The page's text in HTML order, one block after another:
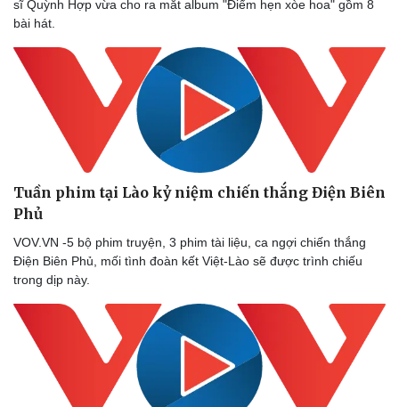
sĩ Quỳnh Hợp vừa cho ra mắt album "Điểm hẹn xòe hoa" gồm 8
bài hát.
Tuần phim tại Lào kỷ niệm chiến thắng Điện Biên
Phủ
VOV.VN -5 bộ phim truyện, 3 phim tài liệu, ca ngợi chiến thắng
Điện Biên Phủ, mối tình đoàn kết Việt-Lào sẽ được trình chiếu
trong dịp này.